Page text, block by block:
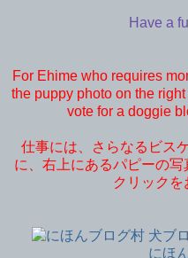
Have a
For Ehime who requires
the puppy photo on the
vote for a doggie
仕事には、さらなるビス
に、右上にあるパピーの
クリックを
にほ